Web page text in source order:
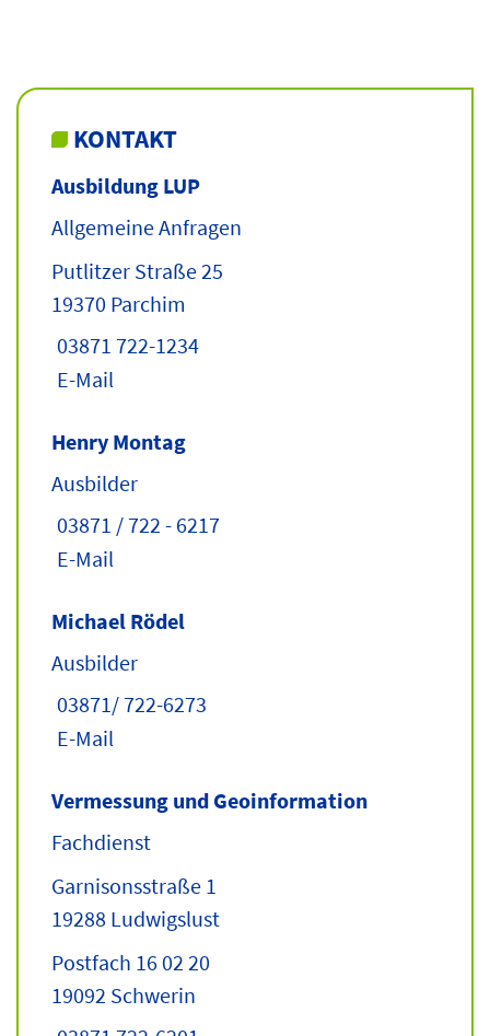
KONTAKT
Ausbildung LUP
Allgemeine Anfragen
Putlitzer Straße 25
19370 Parchim
03871 722-1234
E-Mail
Henry Montag
Ausbilder
03871 / 722 - 6217
E-Mail
Michael Rödel
Ausbilder
03871/ 722-6273
E-Mail
Vermessung und Geoinformation
Fachdienst
Garnisonsstraße 1
19288 Ludwigslust
Postfach 16 02 20
19092 Schwerin